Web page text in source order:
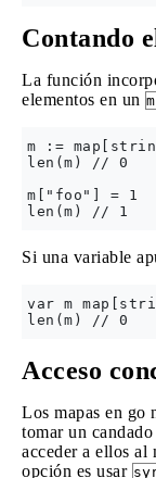
Contando
La función
elementos en un
m :=
len(m) // 0
m["foo"] = 1
Si una variable
var m
Acceso
Los mapas en go
tomar un
acceder a ellos al
opción es usar